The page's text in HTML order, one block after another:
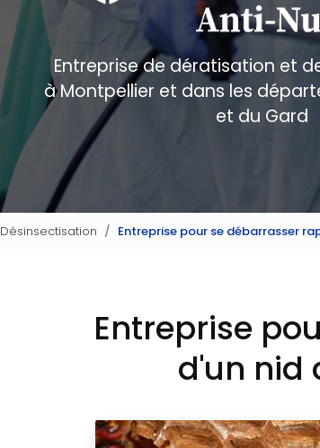
Entreprise de dératisation et
à Montpellier et dans les
et du Gard
Désinsectisation Entreprise pour se débarrasser
Entreprise
d'un nid